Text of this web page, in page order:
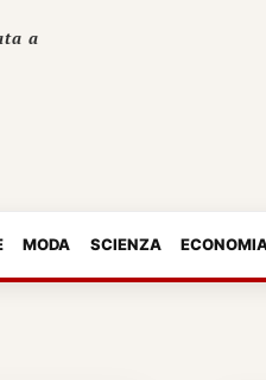
a
MODA SCIENZA